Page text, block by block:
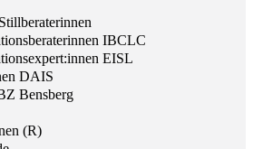
IBCLC
EISL
DAIS
Bensberg
(R)